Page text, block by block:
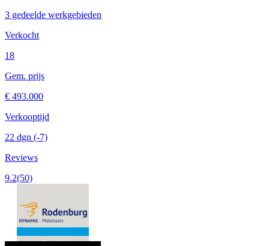
3 gedeelde werkgebieden
Verkocht
18
Gem. prijs
€ 493.000
Verkooptijd
22 dgn (-7)
Reviews
9.2(50)